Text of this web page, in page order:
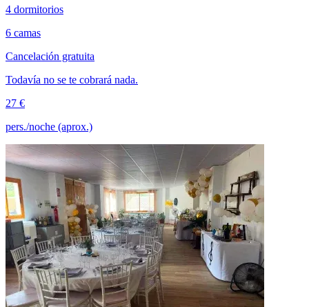
4 dormitorios
6 camas
Cancelación gratuita
Todavía no se te cobrará nada.
27 €
pers./noche (aprox.)